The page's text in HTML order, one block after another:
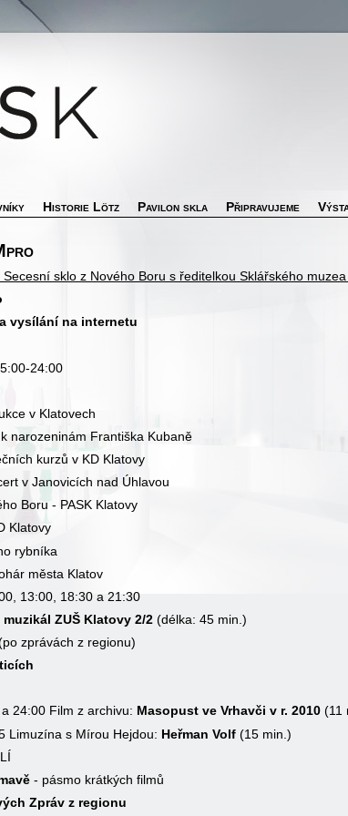
Historie Lötz Pavilon skla Připravujeme
sklo z Nového Boru s ředitelkou Sklářského
vysílání na internetu
24:00
v Klatovech
narozeninám Františka Kubaně
kurzů v KD Klatovy
v Janovicích nad Úhlavou
Boru - PASK Klatovy
Klatovy
rybníka
města Klatov
13:00, 18:30 a 21:30
ZUŠ Klatovy 2/2 (délka: 45 min.)
zprávách z regionu)
24:00 Film z archivu: Masopust ve Vrhavči v r. 2010 (11
Limuzína s Mírou Hejdou: Heřman Volf (15 min.)
- pásmo krátkých filmů
Zpráv z regionu